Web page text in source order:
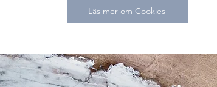
Läs mer om Cookies